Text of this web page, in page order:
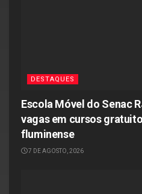
DESTAQUES
Escola Móvel do Senac
vagas em cursos
fluminense
7 DE AGOSTO, 2026